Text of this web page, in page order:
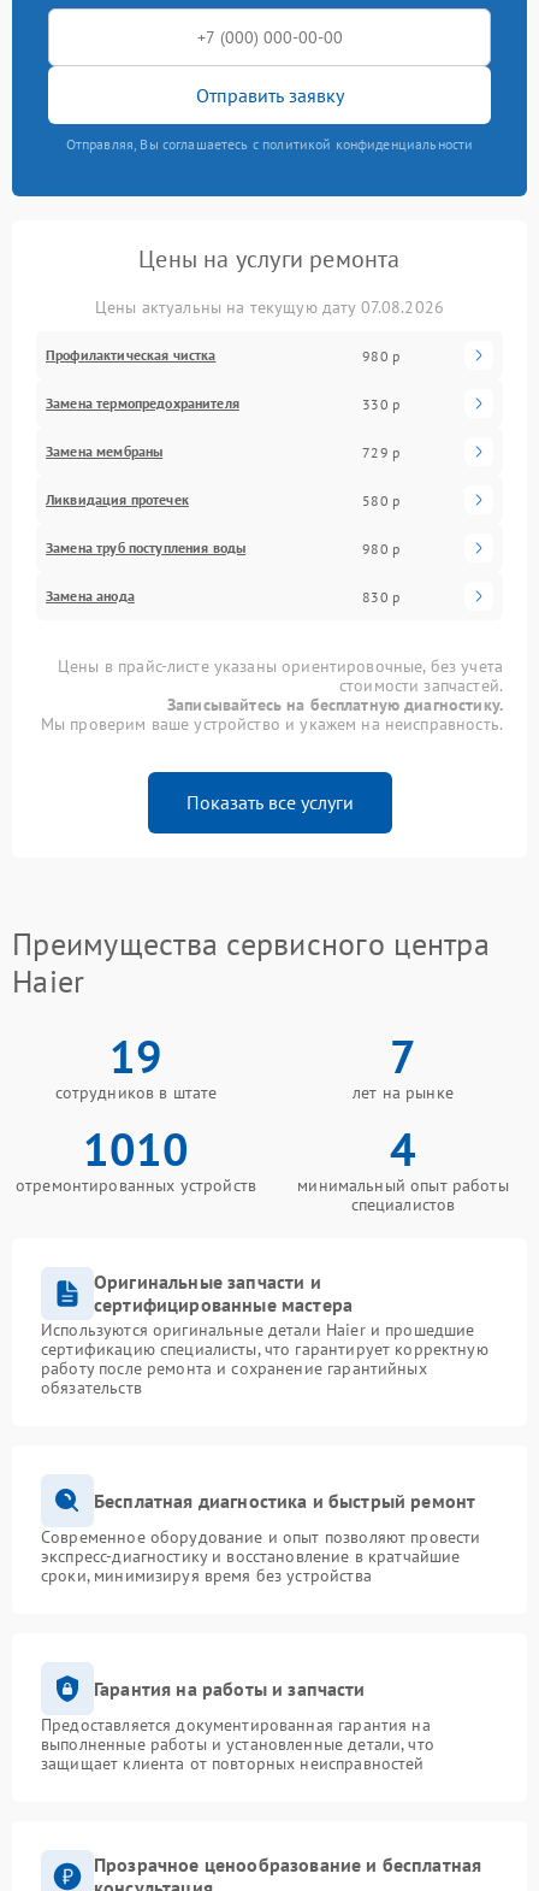
Отправить заявку
Отправляя, Вы соглашаетесь с политикой конфиденциальности
Цены на услуги ремонта
Цены актуальны на текущую дату 07.08.2026
Профилактическая чистка 980 р
Замена термопредохранителя 330 р
Замена мембраны 729 р
Ликвидация протечек 580 р
Замена труб поступления воды 980 р
Замена анода 830 р
Цены в прайс-листе указаны ориентировочные, без учета
стоимости запчастей.
Записывайтесь на бесплатную диагностику.
Мы проверим ваше устройство и укажем на неисправность.
Показать все услуги
Преимущества сервисного центра
Haier
19
сотрудников в штате
7
лет на рынке
1010
отремонтированных устройств
4
минимальный опыт работы
специалистов
Оригинальные запчасти и
сертифицированные мастера
Используются оригинальные детали Haier и прошедшие
сертификацию специалисты, что гарантирует корректную
работу после ремонта и сохранение гарантийных
обязательств
Бесплатная диагностика и быстрый ремонт
Современное оборудование и опыт позволяют провести
экспресс-диагностику и восстановление в кратчайшие
сроки, минимизируя время без устройства
Гарантия на работы и запчасти
Предоставляется документированная гарантия на
выполненные работы и установленные детали, что
защищает клиента от повторных неисправностей
Прозрачное ценообразование и бесплатная